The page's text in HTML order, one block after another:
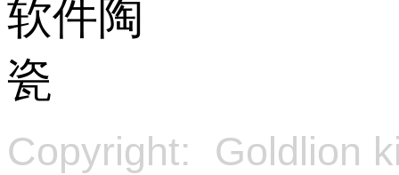
Copyright: